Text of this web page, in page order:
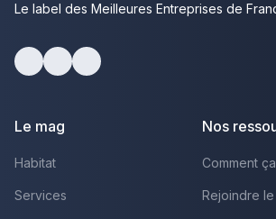
Le label des Meilleures Entreprises de
Le mag
Habitat
Services
Nos
Comment
Rejoindre